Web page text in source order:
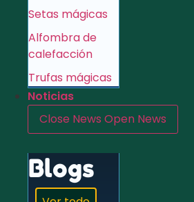
Setas mágicas
Alfombra de
calefacción
Trufas mágicas
Noticias
Close News Open News
Blogs